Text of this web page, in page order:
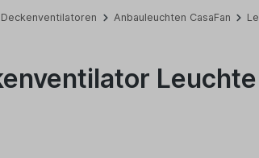
Anbauleuchten CasaFan
Leuchte